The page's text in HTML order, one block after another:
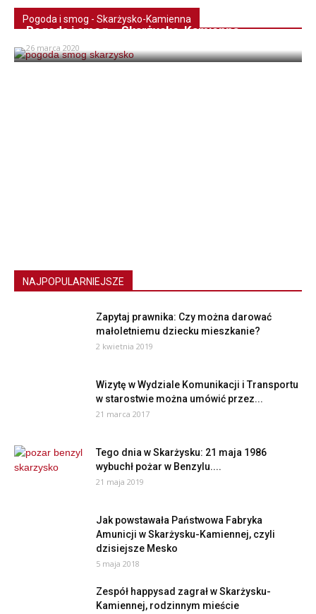
Pogoda i smog - Skarżysko-Kamienna
Pogoda i smog – Skarżysko-Kamienna
26 marca 2020
NAJPOPULARNIEJSZE
Zapytaj prawnika: Czy można darować
małoletniemu dziecku mieszkanie?
2 kwietnia 2019
Wizytę w Wydziale Komunikacji i Transportu
w starostwie można umówić przez...
21 marca 2017
Tego dnia w Skarżysku: 21 maja 1986
wybuchł pożar w Benzylu....
21 maja 2019
Jak powstawała Państwowa Fabryka
Amunicji w Skarżysku-Kamiennej, czyli
dzisiejsze Mesko
5 maja 2018
Zespół happysad zagrał w Skarżysku-
Kamiennej, rodzinnym mieście